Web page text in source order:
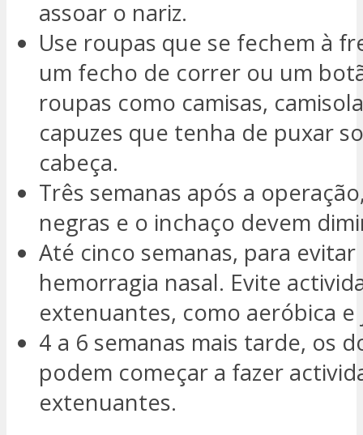
assoar o nariz.
Use roupas que se fechem à
um fecho de correr ou um
roupas como camisas,
capuzes que tenha de puxar
cabeça.
Três semanas após a
negras e o inchaço devem
Até cinco semanas, para evitar
hemorragia nasal. Evite
extenuantes, como aeróbica e
4 a 6 semanas mais tarde, os
podem começar a fazer
extenuantes.